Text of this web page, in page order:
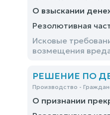
О взыскании
Резолютивная
Исковые
возмещения
РЕШЕНИЕ ПО
Производство -
О признании